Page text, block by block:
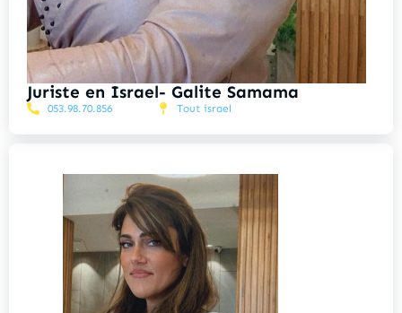
Juriste en Israel- Galite Samama
053.98.70.856 Tout israel